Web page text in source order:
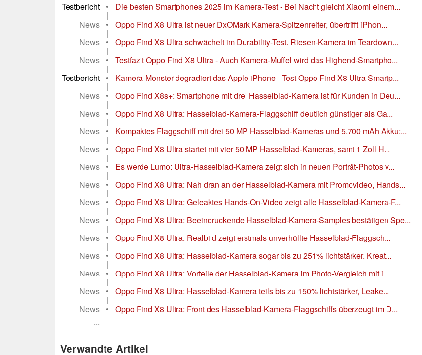
Testbericht
• Die besten Smartphones 2025 im Kamera-Test - Bei Nacht gleicht Xiaomi einem...
|
News
• Oppo Find X8 Ultra ist neuer DxOMark Kamera-Spitzenreiter, übertrifft iPhon...
|
News
• Oppo Find X8 Ultra schwächelt im Durability-Test. Riesen-Kamera im Teardown...
|
News
• Testfazit Oppo Find X8 Ultra - Auch Kamera-Muffel wird das Highend-Smartpho...
|
Testbericht
• Kamera-Monster degradiert das Apple iPhone - Test Oppo Find X8 Ultra Smartp...
|
News
• Oppo Find X8s+: Smartphone mit drei Hasselblad-Kamera ist für Kunden in Deu...
|
News
• Oppo Find X8 Ultra: Hasselblad-Kamera-Flaggschiff deutlich günstiger als Ga...
|
News
• Kompaktes Flaggschiff mit drei 50 MP Hasselblad-Kameras und 5.700 mAh Akku:...
|
News
• Oppo Find X8 Ultra startet mit vier 50 MP Hasselblad-Kameras, samt 1 Zoll H...
|
News
• Es werde Lumo: Ultra-Hasselblad-Kamera zeigt sich in neuen Porträt-Photos v...
|
News
• Oppo Find X8 Ultra: Nah dran an der Hasselblad-Kamera mit Promovideo, Hands...
|
News
• Oppo Find X8 Ultra: Geleaktes Hands-On-Video zeigt alle Hasselblad-Kamera-F...
|
News
• Oppo Find X8 Ultra: Beeindruckende Hasselblad-Kamera-Samples bestätigen Spe...
|
News
• Oppo Find X8 Ultra: Realbild zeigt erstmals unverhüllte Hasselblad-Flaggsch...
|
News
• Oppo Find X8 Ultra: Hasselblad-Kamera sogar bis zu 251% lichtstärker. Kreat...
|
News
• Oppo Find X8 Ultra: Vorteile der Hasselblad-Kamera im Photo-Vergleich mit i...
|
News
• Oppo Find X8 Ultra: Hasselblad-Kamera teils bis zu 150% lichtstärker, Leake...
|
News
•
Oppo Find X8 Ultra: Front des Hasselblad-Kamera-Flaggschiffs überzeugt im D...
...
Verwandte Artikel